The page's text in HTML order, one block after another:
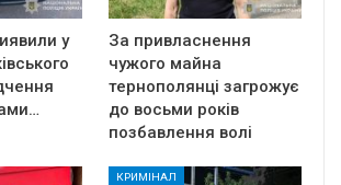
у
За привласнення
чужого майна
тернополянці загрожує
до восьми років
позбавлення волі
КРИМІНАЛ